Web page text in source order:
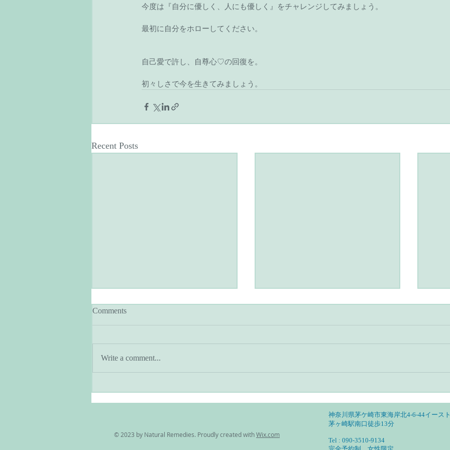
今度は『自分に優しく、人にも優しく』をチャレンジしてみましょう。
最初に自分をホローしてください。
自己愛で許し、自尊心♡の回復を。
初々しさで今を生きてみましょう。
Recent Posts
然
Comments
Write a comment...
© 2023 by Natural Remedies. Proudly created withWix.com
神奈川県茅ケ崎市東海岸北4-6-44イース
茅ヶ崎駅南口徒歩13分
Tel : 090-3510-9134